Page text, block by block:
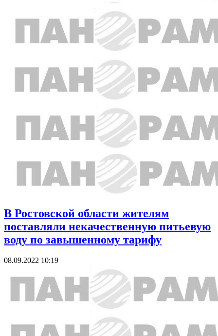
В Ростовской области жителям
поставляли некачественную питьевую
воду по завышенному тарифу
08.09.2022 10:19